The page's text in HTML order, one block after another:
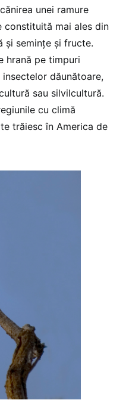
unei ramure
constituită mai ales din
şi seminţe şi fructe.
hrană pe timpuri
dăunătoare,
sau silvilcultură.
cu climă
trăiesc în America de